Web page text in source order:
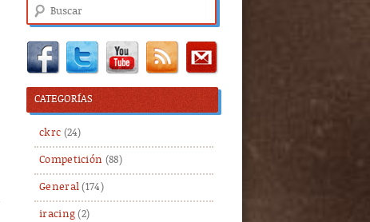
Buscar
CATEGORÍAS
ckrc (24)
Competición (88)
General (174)
iracing (2)